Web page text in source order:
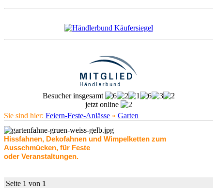
Besucher insgesamt
jetzt online
Sie sind hier: Feiern-Feste-Anlässe » Garten
Hissfahnen, Dekofahnen und Wimpelketten zum
Ausschmücken, für Feste
oder Veranstaltungen.
Seite 1 von 1